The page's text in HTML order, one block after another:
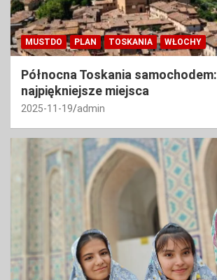
MUSTDO PLAN TOSKANIA WŁOCHY
Północna Toskania samochodem:
najpiękniejsze miejsca
2025-11-19 admin